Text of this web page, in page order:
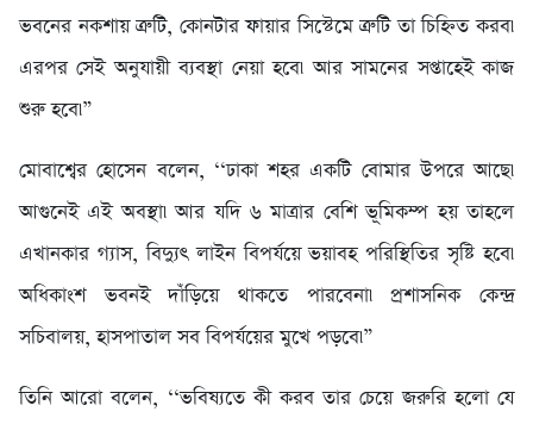
ভবনের নকশায় ত্রুটি, কোনটার ফায়ার সিস্টেমে ত্রুটি তা চিহ্নিত করব৷
এরপর সেই অনুযায়ী ব্যবস্থা নেয়া হবে৷ আর সামনের সপ্তাহেই কাজ
শুরু হবে৷”
মোবাশ্বের হোসেন বলেন, ‘‘ঢাকা শহর একটি বোমার উপরে আছে৷
আগুনেই এই অবস্থা৷ আর যদি ৬ মাত্রার বেশি ভূমিকম্প হয় তাহলে
এখানকার গ্যাস, বিদ্যুৎ লাইন বিপর্যয়ে ভয়াবহ পরিস্থিতির সৃষ্টি হবে৷
অধিকাংশ ভবনই দাঁড়িয়ে থাকতে পারবেনা৷ প্রশাসনিক কেন্দ্র
সচিবালয়, হাসপাতাল সব বিপর্যয়ের মুখে পড়বে৷”
তিনি আরো বলেন, ‘‘ভবিষ্যতে কী করব তার চেয়ে জরুরি হলো যে